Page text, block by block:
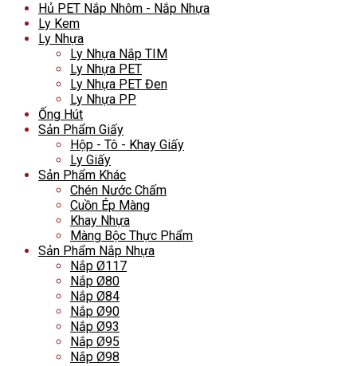
Hủ PET Nắp Nhôm - Nắp Nhựa
Ly Kem
Ly Nhựa
Ly Nhựa Nắp TIM
Ly Nhựa PET
Ly Nhựa PET Đen
Ly Nhựa PP
Ống Hút
Sản Phẩm Giấy
Hộp - Tô - Khay Giấy
Ly Giấy
Sản Phẩm Khác
Chén Nước Chấm
Cuồn Ép Màng
Khay Nhựa
Màng Bộc Thực Phẩm
Sản Phẩm Nắp Nhựa
Nắp Ø117
Nắp Ø80
Nắp Ø84
Nắp Ø90
Nắp Ø93
Nắp Ø95
Nắp Ø98